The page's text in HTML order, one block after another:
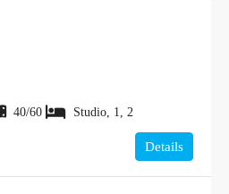
40/60
Studio, 1, 2
Details